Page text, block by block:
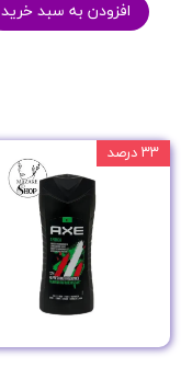
افزودن به سبد خرید
۳۳ درصد